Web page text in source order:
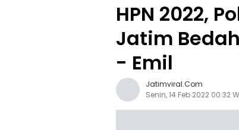
HPN 2022,
Jatim
- Emil
Jatimviral.com
Senin, 14 Feb 2022 00:32